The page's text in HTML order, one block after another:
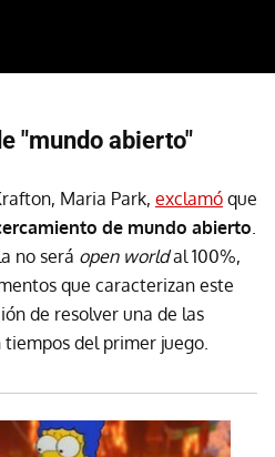
"mundo abierto"
Maria Park, exclamó que
de mundo abierto.
no será open worldal 100%,
que caracterizan este
de resolver una de las
del primer juego.